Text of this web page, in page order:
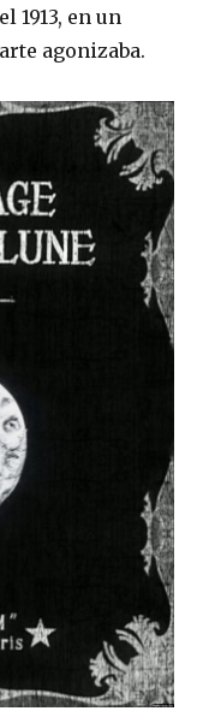
1913, en un
agonizaba.